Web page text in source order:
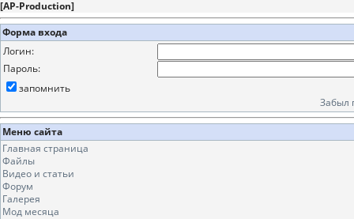
[AP-Production]
Форма входа
Логин:
Пароль:
запомнить
Забыл
Меню сайта
Главная страница
Файлы
Видео и статьи
Форум
Галерея
Мод месяца